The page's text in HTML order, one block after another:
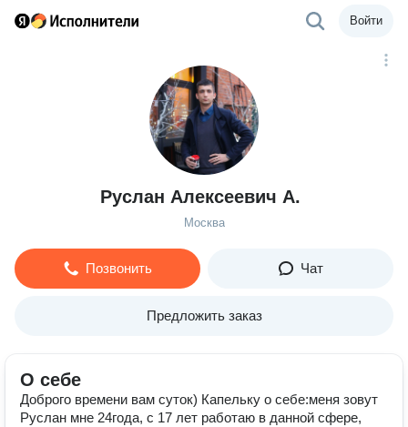
Войти
Руслан Алексеевич А.
Москва
Позвонить Чат
Предложить заказ
О себе
Доброго времени вам суток) Капельку о себе:меня зовут
Руслан мне 24года, с 17 лет работаю в данной сфере,